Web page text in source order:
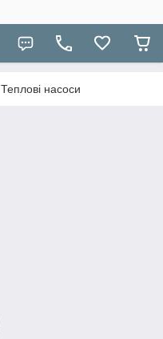
Теплові насоси